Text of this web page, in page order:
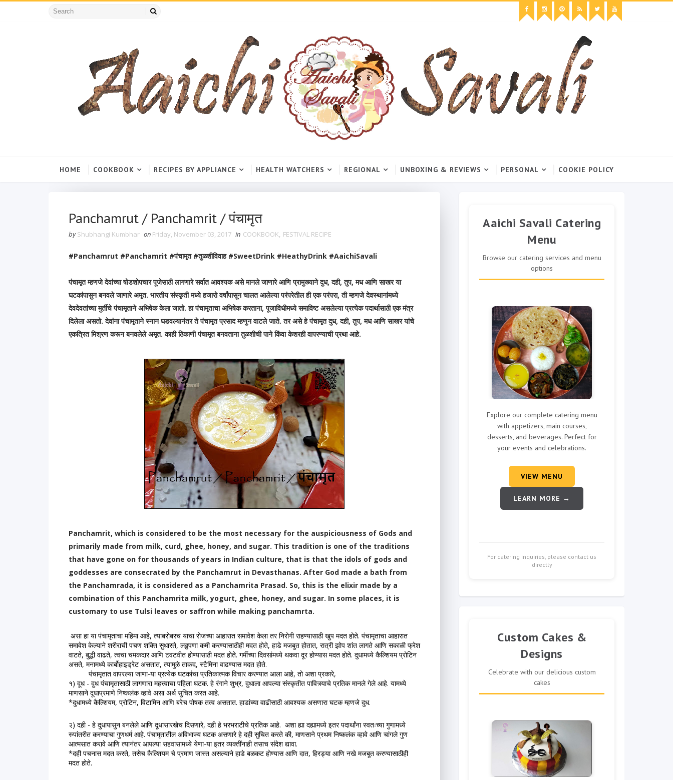
HOME COOKBOOK RECIPES BY APPLIANCE HEALTH WATCHERS REGIONAL UNBOXING & REVIEWS PERSONAL COOKIE POLICY
Panchamrut / Panchamrit / पंचामृत
by Shubhangi Kumbhar on Friday, November 03, 2017 in COOKBOOK, FESTIVAL RECIPE
#Panchamrut #Panchamrit #पंचामृत #तुळशीविवाह #SweetDrink #HeathyDrink #AaichiSavali
पंचामृत म्हणजे देवांच्या षोडशोपचार पूजेसाठी लागणारे सर्वात आवश्यक असे मानले जाणारे आणि प्रामुख्याने दुध, दही, तुप, मध आणि साखर या
घटकांपासुन बनवले जाणारे अमृत. भारतीय संस्कृती मध्ये हजारो वर्षांपासून चालत आलेल्या परंपरेतील ही एक परंपरा, ती म्हणजे देवस्थानांमध्ये
देवदेवतांच्या मुर्तींचे पंचामृताने अभिषेक केला जातो. हा पंचामृताचा अभिषेक करताना, पूजाविधीमध्ये समाविष्‍ट असलेल्या प्रत्‍येक पदार्थासाठी एक मंत्र
दिलेला असतो. देवांना पंचामृताने स्‍नान घडवल्‍यानंतर ते पंचामृत प्रसाद म्हणुन वाटले जाते. तर असे हे पंचामृत दुध, दही, तुप, मध आणि साखर यांचे
एकत्रित मिश्रण करून बनवलेले अमृत. काही ठिकाणी पंचामृत बनवताना तुळशीची पाने किंवा केशरही वापरण्याची प्रथा आहे.
Panchamrit, which is considered to be the most necessary for the auspiciousness of Gods and
primarily made from milk, curd, ghee, honey, and sugar. This tradition is one of the traditions
that have gone on for thousands of years in Indian culture, that is that the idols of gods and
goddesses are consecrated by the Panchamrut in Devasthanas. After God made a bath from
the Panchamrada, it is considered as a Panchamrita Prasad. So, this is the elixir made by a
combination of this Panchamrita milk, yogurt, ghee, honey, and sugar. In some places, it is
customary to use Tulsi leaves or saffron while making panchamrta.
समावेश केल्याने शरीराची पचण शक्ति सुधारते, लठ्ठपणा कमी करण्यासाठीही मदत होते, हाडे मजबुत होतात, रात्री झोप शांत लागते आणि सकाळी फ्रेश
वाटते, बुद्धी वाढते, त्वचा चमकदार आणि टवटवीत होण्यासाठी मदत होते. गर्मीच्या दिवसांमध्ये थकवा दूर होण्यास मदत होते. दुधामध्ये कैल्शियम प्रोटिन
असते, मनामध्ये कार्बोहाइड्रेट असतात, त्यामुळे ताकद, स्टैमिना वाढण्यास मदत होते.
पंचामृतात वापरल्या जाणा-या प्रत्येक घटकांचा प्रतिकात्‍मक विचार करण्‍यात आला आहे, तो अशा प्रकारे,
१) दूध - दुध पंचामृतासाठी लागणारा महत्त्वाचा पहिला घटक. हे रंगाने शुभ्र, दुधाला आपल्या संस्कृतीत पावित्र्याचे प्रतिक मानले गेले आहे. यामध्‍ये
माणसाने दूधाप्रमाणे निष्‍कलंक व्‍हावे असा अर्थ सुचित करत आहे.
*दुधामध्ये कैल्शियम, प्रोटिन, विटामिन आणि बरेच पोषक तत्व असतात. हाडांच्या वाढीसाठी आवश्यक असणारा घटक म्हणजे दुध.
२) दही - हे दुधापासुन बनलेले आणि दूधासारखेच दिसणारे, दही हे भरभराटीचे प्रतिक आहे.  अशा ह्या दह्यामध्ये इतर पदार्थांना स्‍वतःच्‍या गुणामध्‍ये
रुपांतरीत करण्याचा गुणधर्म आहे. पंचामृतातील अविभाज्य घटक असणारे हे दही सुचित करते की, माणसाने प्रथम निष्‍कलंक व्‍हावे आणि चांगले गुण
आत्मसात करावे आणि त्‍यानंतर आपल्या सहवासामध्‍ये येणा-या इतर व्‍यक्‍तींनाही तसाच संदेश द्यावा.
*दही पचनास मदत करते, तसेच कैल्शियम चे प्रमाण जास्त असल्याने हाडे बळकट होण्यास आणि दात, हिरड्या आणि नखे मजबूत करण्यासाठीही
मदत होते.
Aaichi Savali Catering
Menu
Browse our catering services and menu
options
Explore our complete catering menu
with appetizers, main courses,
desserts, and beverages. Perfect for
your events and celebrations.
VIEW MENU
LEARN MORE →
For catering inquiries, please contact us
directly
Custom Cakes &
Designs
Celebrate with our delicious custom
cakes